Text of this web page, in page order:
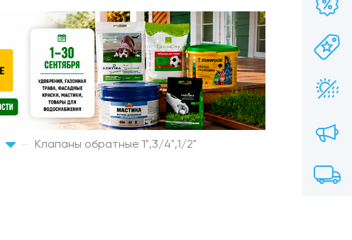
Клапаны обратные 1",3/4",1/2"